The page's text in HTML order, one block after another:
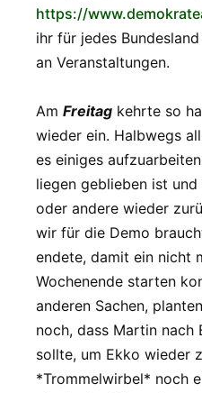
https://
ihr für jedes
an Veranstaltungen.
Am Freitag kehrte so
wieder ein. Halbwegs
es einiges
liegen geblieben ist
oder andere wieder
wir für die Demo
endete, damit ein nicht
Wochenende starten
anderen Sachen,
noch, dass Martin nach
sollte, um Ekko wieder
*Trommelwirbel* noch